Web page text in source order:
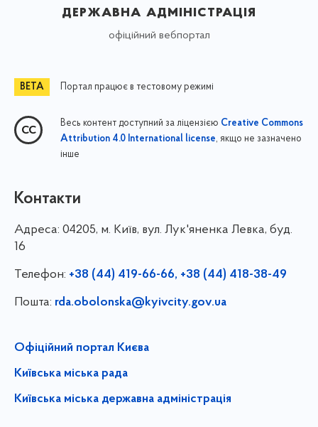
державна адміністрація
офіційний вебпортал
Портал працює в тестовому режимі
Весь контент доступний за ліцензією Creative Commons
Attribution 4.0 International license, якщо не зазначено
інше
Контакти
Адреса: 04205, м. Київ, вул. Лук'яненка Левка, буд.
16
Телефон: +38 (44) 419-66-66, +38 (44) 418-38-49
Пошта: rda.obolonska@kyivcity.gov.ua
Офіційний портал Києва
Київська міська рада
Київська міська державна адміністрація